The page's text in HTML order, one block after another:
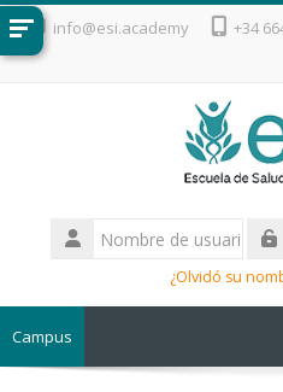
Salta al contenido principal
info@esi.academy +34
Nombre
de
¿Olvidó su
Campus